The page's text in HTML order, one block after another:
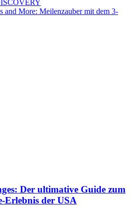
and More: Meilenzauber mit dem 3-
Der ultimative Guide zum
Erlebnis der USA